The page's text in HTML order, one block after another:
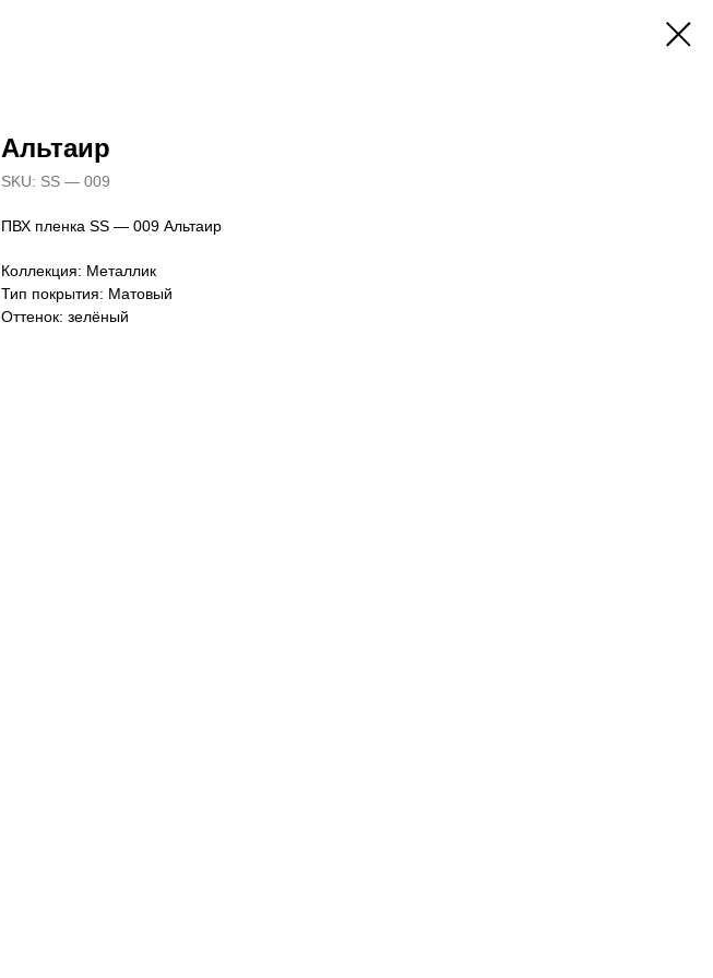
Альтаир
SKU: SS — 009
ПВХ пленка SS — 009 Альтаир
Коллекция: Металлик
Тип покрытия: Матовый
Оттенок: зелёный